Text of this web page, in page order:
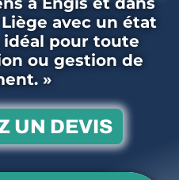
avec un état
idéal pour toute
ou gestion de
»
UN DEVIS